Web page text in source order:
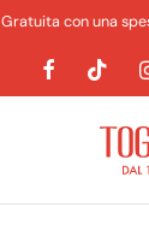
con una